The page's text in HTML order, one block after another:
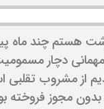
هستم چند ماه
مهمانی دچار
از مشروب تقلبی
بدون مجوز فروخته